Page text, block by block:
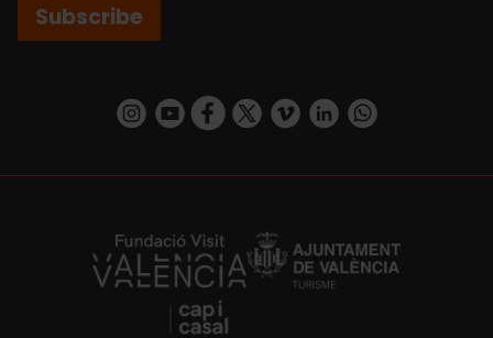
Subscribe
https://www.instagram.com/visit_valencia/
https://www.youtube.com/user/
https://www.facebook.com/
https://twitter.com/VisitaValencia
https://vimeo.com/
https://www.linkedin.com/company/turismo-valencia/https://api.whatsapp.com/send/
https://fundacion.visitvalencia.com/